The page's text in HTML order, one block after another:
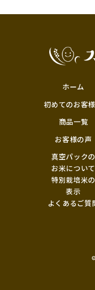
ホーム
初めてのお客
商品一覧
お客様の声
真空パックの
お米について
特別栽培米の
表示
よくあるご質